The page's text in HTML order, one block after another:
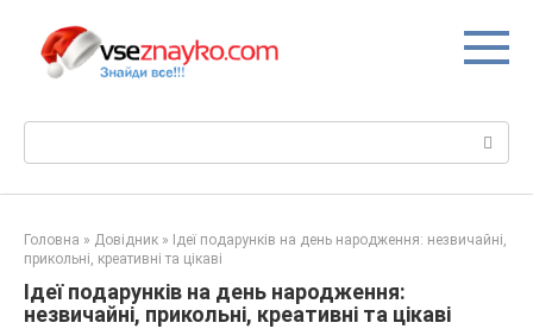
вмісту
Головна » Довідник » Ідеї подарунків на день народження: незвичайні,
прикольні, креативні та цікаві
Ідеї подарунків на день народження:
незвичайні, прикольні, креативні та цікаві